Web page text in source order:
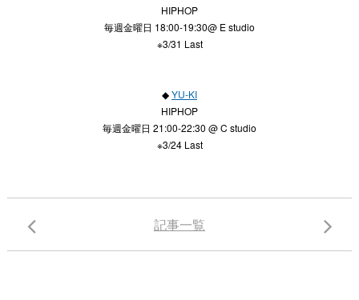
HIPHOP
毎週金曜日 18:00-19:30@ E studio
※3/31 Last
◆YU-KI
HIPHOP
毎週金曜日 21:00-22:30 @ C studio
※3/24 Last
記事一覧